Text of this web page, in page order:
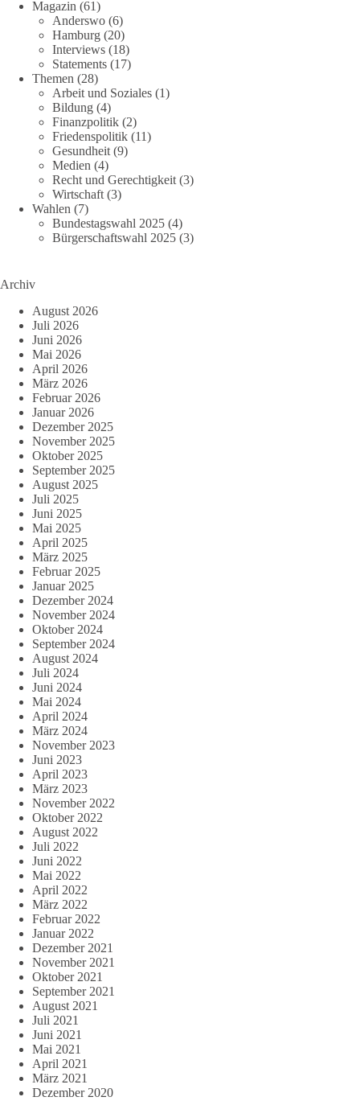
Magazin (61)
Anderswo (6)
Hamburg (20)
Interviews (18)
Statements (17)
Themen (28)
Arbeit und Soziales (1)
Bildung (4)
Finanzpolitik (2)
Friedenspolitik (11)
Gesundheit (9)
Medien (4)
Recht und Gerechtigkeit (3)
Wirtschaft (3)
Wahlen (7)
Bundestagswahl 2025 (4)
Bürgerschaftswahl 2025 (3)
Archiv
August 2026
Juli 2026
Juni 2026
Mai 2026
April 2026
März 2026
Februar 2026
Januar 2026
Dezember 2025
November 2025
Oktober 2025
September 2025
August 2025
Juli 2025
Juni 2025
Mai 2025
April 2025
März 2025
Februar 2025
Januar 2025
Dezember 2024
November 2024
Oktober 2024
September 2024
August 2024
Juli 2024
Juni 2024
Mai 2024
April 2024
März 2024
November 2023
Juni 2023
April 2023
März 2023
November 2022
Oktober 2022
August 2022
Juli 2022
Juni 2022
Mai 2022
April 2022
März 2022
Februar 2022
Januar 2022
Dezember 2021
November 2021
Oktober 2021
September 2021
August 2021
Juli 2021
Juni 2021
Mai 2021
April 2021
März 2021
Dezember 2020